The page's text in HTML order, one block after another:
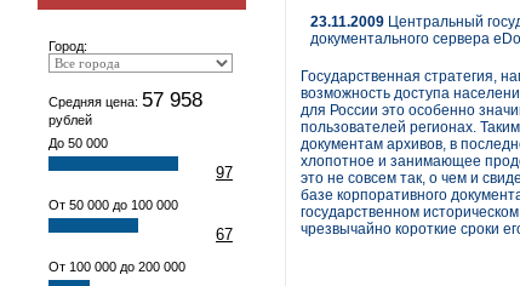
Город:
Средняя цена: 57 958
рублей
До 50 000
97
От 50 000 до 100 000
67
От 100 000 до 200 000
23.11.2009 Центральный
документального сервера
Государственная стратегия,
возможность доступа
для России это особенно
пользователей регионах.
документам архивов, в
хлопотное и занимающее
это не совсем так, о чем и
базе корпоративного
государственном
чрезвычайно короткие сроки